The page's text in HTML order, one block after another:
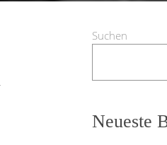
Suchen
Neueste